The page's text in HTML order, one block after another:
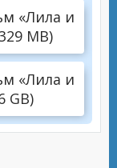
«Лила и
MB)
«Лила и
GB)